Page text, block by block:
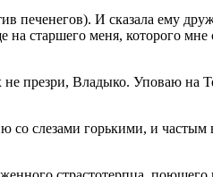
печенегов). И сказала ему
старшего меня, которого
презри, Владыко. Уповаю
со слезами горькими, и